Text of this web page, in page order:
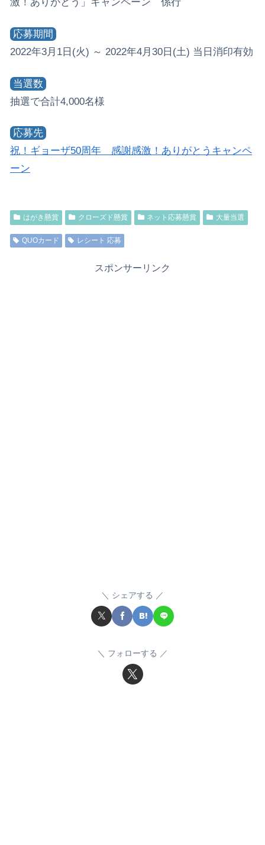
応募期間
2022年3月1日(火) ～ 2022年4月30日(土) 当日消印有効
当選数
抽選で合計4,000名様
応募先
祝！ギョーザ50周年 感謝感激！ありがとうキャンペ
ーン
はがき懸賞 クローズド懸賞 ネット応募懸賞 大量当選
QUOカード レシート 応募
スポンサーリンク
シェアする
フォローする